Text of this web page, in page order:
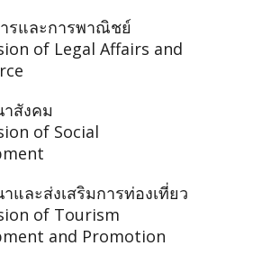
รและการพาณิชย์
of Legal Affairs and
สังคม
of Social
และส่งเสริมการท่องเที่ยว
of Tourism
and Promotion